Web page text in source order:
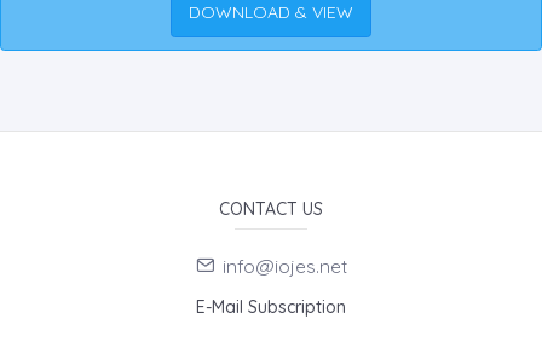
DOWNLOAD & VIEW
CONTACT US
info@iojes.net
E-Mail Subscription